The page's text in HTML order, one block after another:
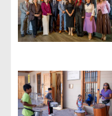
i
ó
n
d